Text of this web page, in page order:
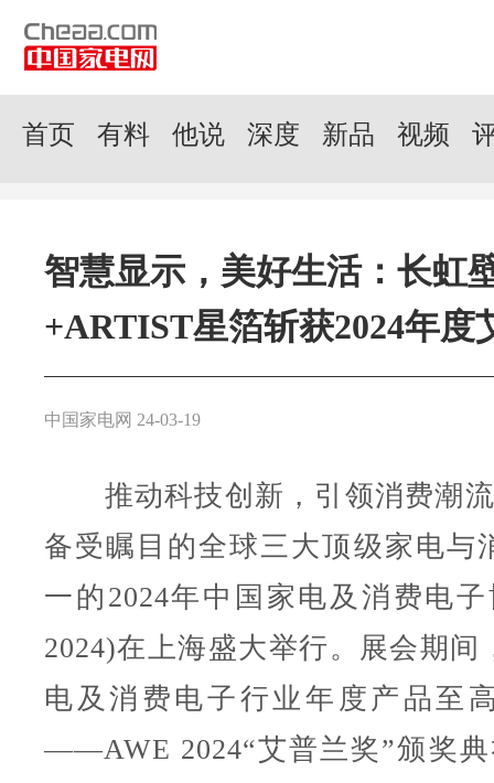
首页 有料 他说 深度 新品 视频
智慧显示，美好生活：长虹
+ARTIST星箔斩获2024年度
中国家电网 24-03-19
推动科技创新，引领消费潮流
备受瞩目的全球三大顶级家电与
一的2024年中国家电及消费电
2024)在上海盛大举行。展会期间
电及消费电子行业年度产品至
——AWE 2024“艾普兰奖”颁奖典